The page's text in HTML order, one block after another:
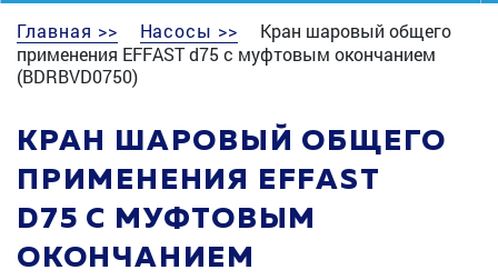
Главная >> Насосы >>
Кран шаровый общего
применения EFFAST d75 с муфтовым окончанием
(BDRBVD0750)
КРАН ШАРОВЫЙ ОБЩЕГО
ПРИМЕНЕНИЯ EFFAST
D75 С МУФТОВЫМ
ОКОНЧАНИЕМ